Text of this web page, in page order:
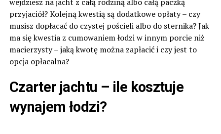
przyjaciół? Kolejną kwestią są dodatkowe opłaty – czy
musisz dopłacać do czystej pościeli albo do sternika? Jak
ma się kwestia z cumowaniem łodzi w innym porcie niż
macierzysty – jaką kwotę można zapłacić i czy jest to
opcja opłacalna?
Czarter jachtu – ile kosztuje
wynajem łodzi?